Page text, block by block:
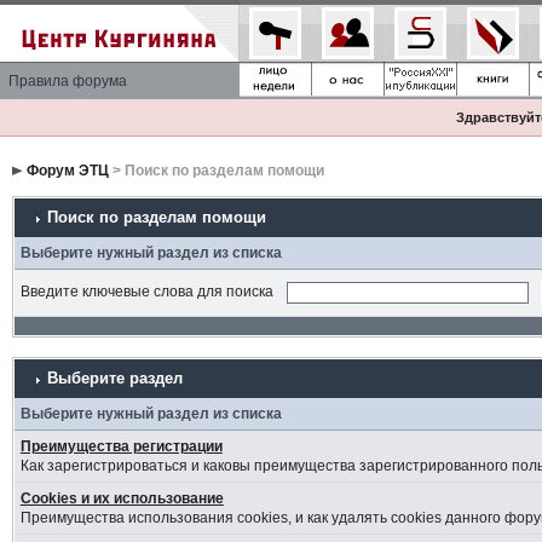
Правила форума
Форум ЭТЦ> Поиск по разделам помощи
Поиск по разделам помощи
Выберите нужный раздел из списка
Введите ключевые слова для поиска
Выберите раздел
Выберите нужный раздел из списка
Преимущества регистрации
Как зарегистрироваться и каковы преимущества зарегистрированного
Cookies и их использование
Преимущества использования cookies, и как удалять cookies данного